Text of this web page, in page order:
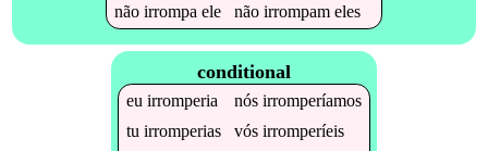
não irrompa ele não irrompameles
conditional
eu irromperia nós irromperíamos
tu irromperias vós irromperíeis